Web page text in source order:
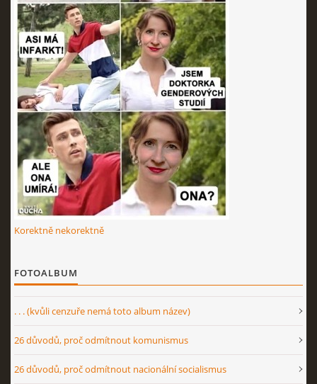
Korektně nekorektně
FOTOALBUM
. . . (kvůli cenzuře nemá toto album název)
26 důvodů, proč odmítnout komunismus
26 důvodů, proč odmítnout nacionální socialismus